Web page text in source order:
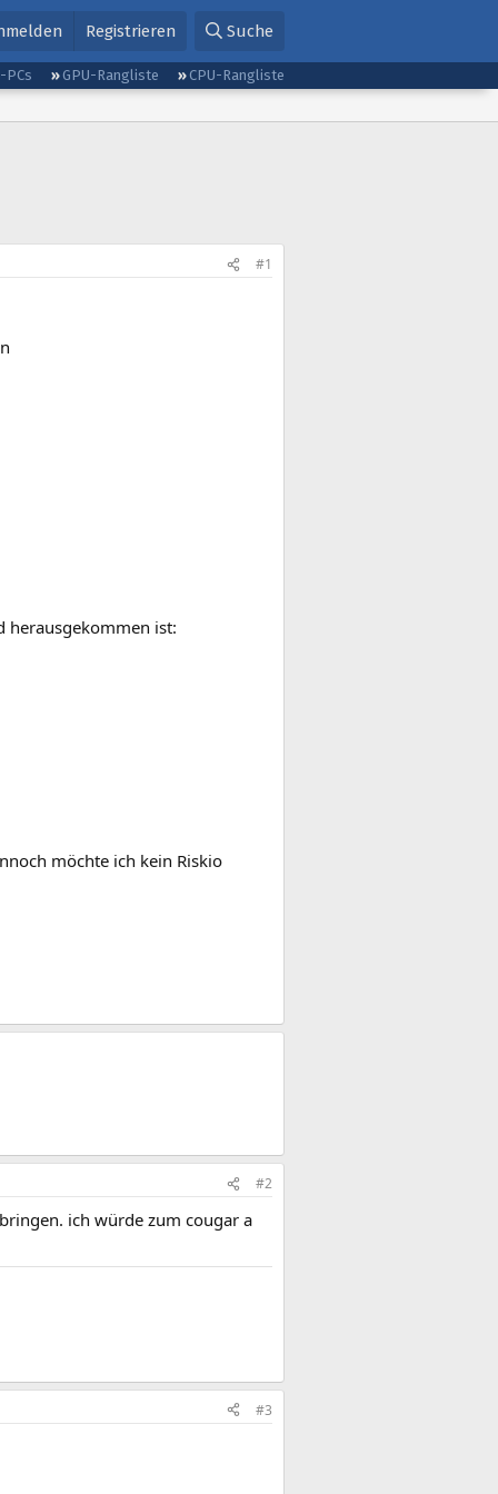
Registrieren Suche
PCs GPU-Rangliste
CPU-Rangliste
#1
herausgekommen ist:
möchte ich kein Riskio
#2
ich würde zum cougar a
#3